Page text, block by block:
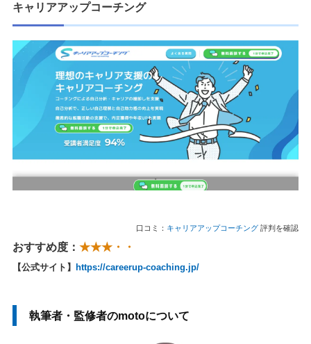
キャリアアップコーチング
口コミ： キャリアアップコーチング 評判を確認
おすすめ度： ★★★・・
【公式サイト】 https://careerup-coaching.jp/
執筆者・監修者のmotoについて